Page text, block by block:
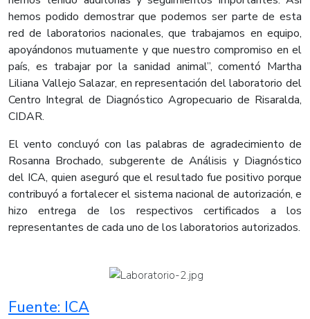
hemos podido demostrar que podemos ser parte de esta
red de laboratorios nacionales, que trabajamos en equipo,
apoyándonos mutuamente y que nuestro compromiso en el
país, es trabajar por la sanidad animal”, comentó Martha
Liliana Vallejo Salazar, en representación del laboratorio del
Centro Integral de Diagnóstico Agropecuario de Risaralda,
CIDAR.
El vento concluyó con las palabras de agradecimiento de
Rosanna Brochado, subgerente de Análisis y Diagnóstico
del ICA, quien aseguró que el resultado fue positivo porque
contribuyó a fortalecer el sistema nacional de autorización, e
hizo entrega de los respectivos certificados a los
representantes de cada uno de los laboratorios autorizados.
​Fuente: ICA​